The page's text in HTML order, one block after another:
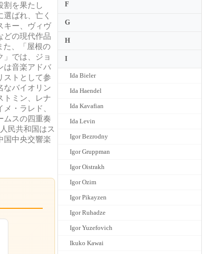
割を果たし
ばれ、亡く
キー、ヴィヴ
どの現代作品
た、「屋根の
」では、ジョ
は音楽アドバ
ストとして参
なバイオリン
トミン、レナ
・ラレド、
ムスの四重奏
民共和国はス
国中央交響楽
F
G
H
I
Ida Bieler
Ida Haendel
Ida Kavafian
Ida Levin
Igor Bezrodny
Igor Gruppman
Igor Oistrakh
Igor Ozim
Igor Pikayzen
Igor Ruhadze
Igor Yuzefovich
Ikuko Kawai